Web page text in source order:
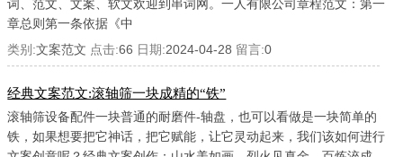
词、范文、文案、软文欢迎到串词网。一人有限公司章程范文：第一
章总则第一条依据《中
类别:文案范文 点击:66 日期:2024-04-28 留言:0
经典文案范文:滚轴筛一块成精的“铁”
滚轴筛设备配件一块普通的耐磨件-轴盘，也可以看做是一块简单的
铁，如果想要把它神话，把它赋能，让它灵动起来，我们该如何进行